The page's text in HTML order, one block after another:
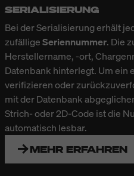
SERIALISIERUNG
Bei derSerialisierungerhält
zufälligeSeriennummer. Die
Herstellername, -ort,
Datenbank hinterlegt. Um ein
verifizieren oder
mit der Datenbank
Strich- oder 2D-Code ist die
automatisch lesbar.
MEHR ERFAHREN